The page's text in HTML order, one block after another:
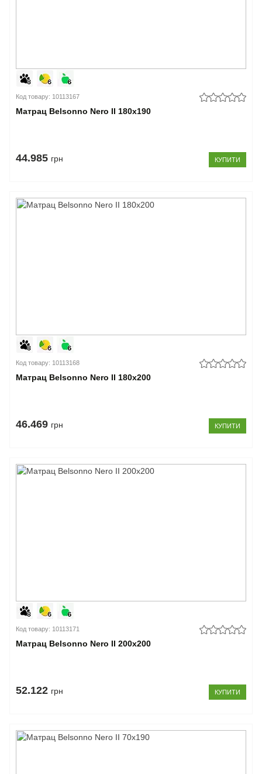
Код товару: 10113167
Матрац Belsonno Nero II 180x190
44.985 грн КУПИТИ
Код товару: 10113168
Матрац Belsonno Nero II 180x200
46.469 грн КУПИТИ
Код товару: 10113171
Матрац Belsonno Nero II 200x200
52.122 грн КУПИТИ